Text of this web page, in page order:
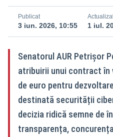
Publicat
3 iun. 2026, 10:55 1 iul.
Senatorul AUR Petrișor
atribuirii unui contract în
de euro pentru
destinată securității
decizia ridică semne de
transparența,